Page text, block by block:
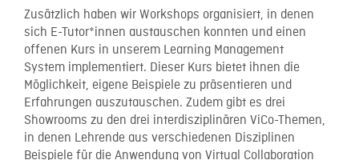
Zusätzlich haben wir Workshops organisiert, in denen
sich E-Tutor*innen austauschen konnten und einen
offenen Kurs in unserem Learning Management
System implementiert. Dieser Kurs bietet ihnen die
Möglichkeit, eigene Beispiele zu präsentieren und
Erfahrungen auszutauschen. Zudem gibt es drei
Showrooms zu den drei interdisziplinären ViCo-Themen,
in denen Lehrende aus verschiedenen Disziplinen
Beispiele für die Anwendung von Virtual Collaboration